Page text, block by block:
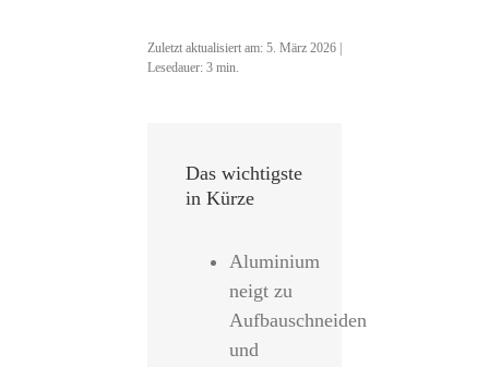
Zuletzt aktualisiert am: 5. März 2026|
Lesedauer: 3min.
Das wichtigste
in Kürze
Aluminium
neigt zu
Aufbauschneiden
und